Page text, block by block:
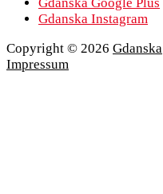
Gdanska Instagram
Copyright © 2026 Gdanska
Impressum